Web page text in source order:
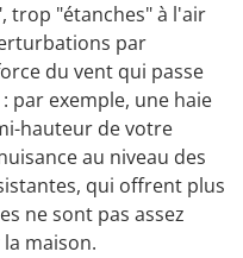
trop "étanches" à l'air
par
du vent qui passe
par exemple, une haie
hauteur de votre
au niveau des
qui offrent plus
ne sont pas assez
maison.